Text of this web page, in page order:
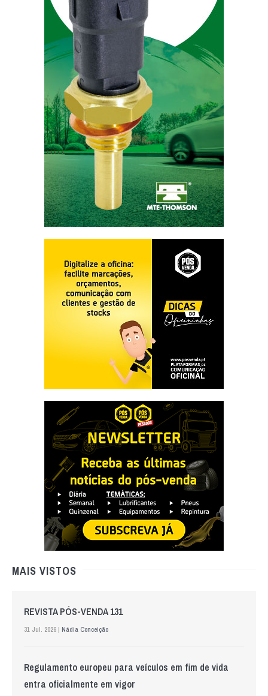
MAIS VISTOS
REVISTA PÓS-VENDA 131
31 Jul. 2026 | Nádia Conceição
Regulamento europeu para veículos em fim de vida
entra oficialmente em vigor